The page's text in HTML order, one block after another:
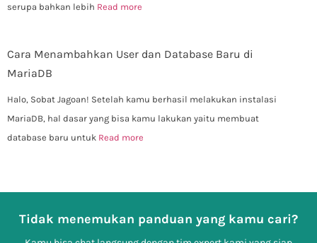
serupa bahkan lebih Read more
Cara Menambahkan User dan Database Baru di
MariaDB
Halo, Sobat Jagoan! Setelah kamu berhasil melakukan instalasi
MariaDB, hal dasar yang bisa kamu lakukan yaitu membuat
database baru untuk Read more
Tidak menemukan panduan yang kamu cari?